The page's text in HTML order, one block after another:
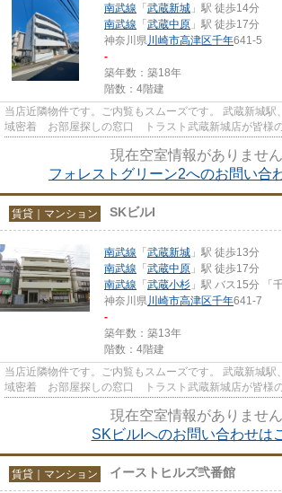
南武線 「武蔵新城 」駅 徒歩14分
南武線 「武蔵中原 」駅 徒歩17分
神奈川県川崎市高津区千年641-5
-
築年数：築18年
階数：4階建
当店近隣物件です。ご内覧もスムーズです。 武蔵新城駅
域密着 お部屋探しの窓口 トラスト武蔵新城店が皆様の
現在空室情報がありません
フォレストグリーン2へのお問い合
賃貸｜マンション SKビルI
南武線 「武蔵新城 」駅 徒歩13分
南武線 「武蔵中原 」駅 徒歩17分
南武線 「武蔵小杉 」駅 バス15分 「
神奈川県川崎市高津区千年641-7
-
築年数：築13年
階数：4階建
当店近隣物件です。ご内覧もスムーズです。 武蔵新城駅
域密着 お部屋探しの窓口 トラスト武蔵新城店が皆様の
現在空室情報がありません
SKビルIへのお問い合わせは
賃貸｜マンション イーストヒルズ弐番館